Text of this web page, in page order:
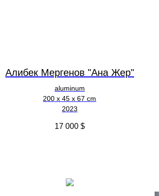
Алибек Мергенов "Ана Жер"
aluminum
200 х 45 х 67 cm
2023
17 000 $